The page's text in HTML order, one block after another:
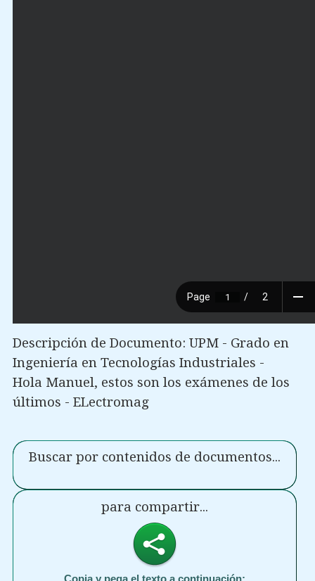
Descripción de Documento: UPM - Grado en
Ingeniería en Tecnologías Industriales -
Hola Manuel, estos son los exámenes de los
últimos - ELectromag
Buscar por contenidos de documentos...
para compartir...